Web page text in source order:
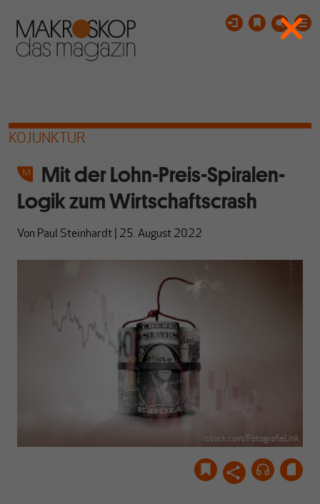
KOJUNKTUR
Mit der Lohn-Preis-Spiralen-
Logik zum Wirtschaftscrash
Von Paul Steinhardt 25. August 2022
istock.com/FotografieLink